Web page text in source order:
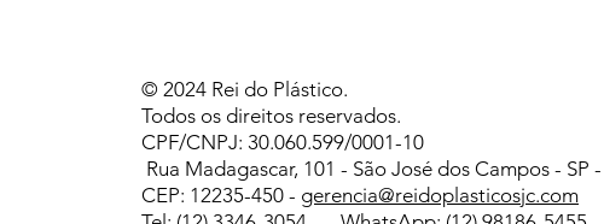
© 2024 Rei do Plástico.
Todos os direitos reservados.
CPF/CNPJ: 30.060.599/0001-10
Rua Madagascar, 101 - São José dos Campos - SP -
CEP: 12235-450 - gerencia@reidoplasticosjc.com